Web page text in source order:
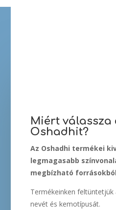
Miért válassza
Oshadhit?
Az Oshadhi termékei
legmagasabb
megbízható
Termékeinken feltüntetjük
nevét és kemotípusát.